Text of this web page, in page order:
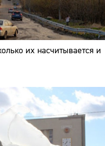
их насчитывается и